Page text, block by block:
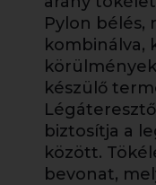
Pylon bélés,
kombinálva,
készülő
biztosítja a
között.
bevonat,